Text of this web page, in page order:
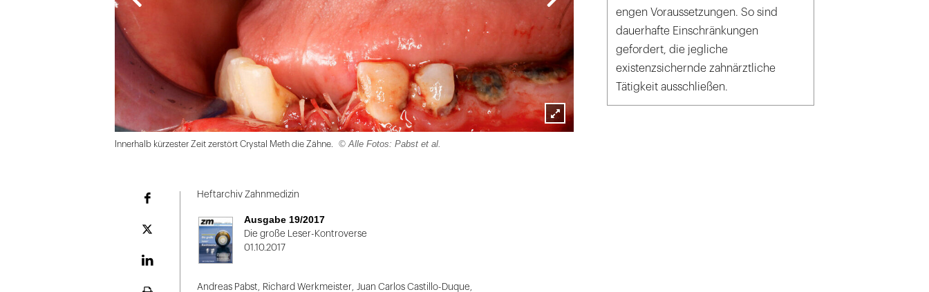
Lightbox
Innerhalb kürzester Zeit zerstört Crystal Meth die Zähne. © Alle Fotos: Pabst et al.
Plattform
Heftarchiv Zahnmedizin
Ausgabe 19/2017
Die große Leser-Kontroverse
01.10.2017
Andreas Pabst Richard Werkmeister, Juan Carlos Castillo-Duque,
engen Voraussetzungen. So sind
dauerhafte Einschränkungen
gefordert, die jegliche
existenzsichernde zahnärztliche
Tätigkeit ausschließen.